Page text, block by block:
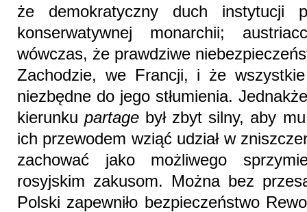
że demokratyczny duch instytucji
konserwatywnej monarchii;
wówczas, że prawdziwe
Zachodzie, we Francji, i że
niezbędne do jego stłumienia.
kierunkupartage był zbyt silny, aby
ich przewodem wziąć udział w
zachować jako możliwego
rosyjskim zakusom. Można bez
Polski zapewniło bezpieczeństwo